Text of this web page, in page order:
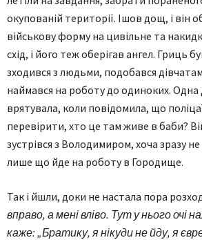
окупованій території. Ішов дощ, і він
військову форму на цивільне та
схід, і його теж оберігав ангел. Гриць
зходився з людьми, подобався
наймався на роботу до одиноких. Одна
врятувала, коли повідомила, що
перевірити, хто це там живе в баби?
зустрівся з Володимиром, хоча зразу
лише що йде на роботу в Городище.
Так і йшли, доки не настала пора
вправо, а мені вліво. Тут у нього очі
каже: „Братику, я нікуди не йду, я